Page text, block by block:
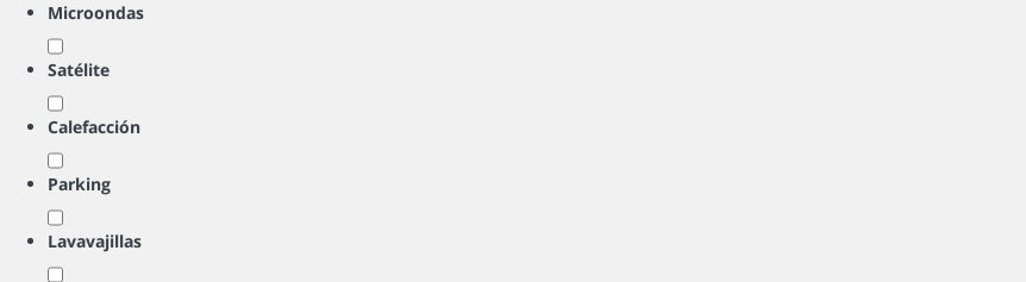
Microondas
Satélite
Calefacción
Parking
Lavavajillas